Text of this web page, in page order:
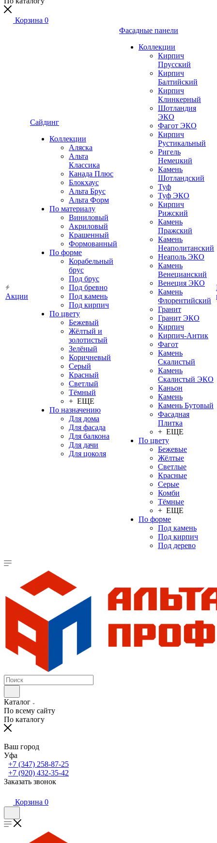
Корзина 0
Акции
Сайдинг
Коллекции
Аляска
Альта
Классика
Канада Плюс
Блокхаус
Альта Брус
Альта Форм
По материалу
Виниловый
Акриловый
Крашенный
Формованный
По форме
Корабельный
брус
Под брус
Под бревно
Под камень
Под кирпич
По цвету
Бежевый
Жёлтый и
золотистый
Зелёный
Коричневый
Серый
Красный
Светлый
Тёмный
+ ЕЩЕ
По назначению
Для дома
Для фасада
Для балкона
Для дачи
Для цоколя
Фасадные панели
Коллекции
Кирпич
Прусский
Кирпич
Балтийский
Кирпич
Клинкерный
Шотландия
ЭКО
Фагот ЭКО
Кирпич
Рустикальный
Ригель
Немецкий
Камень
Шотландский
Туф
Туф ЭКО
Кирпич
Рижский
Камень
Пражский
Камень
Неаполитанский
Неаполь ЭКО
Камень
Венецианский
Венеция ЭКО
Камень
Флорентийский
Гранит
Гранит ЭКО
Кирпич
Кирпич-Антик
Фагот
Камень
Скалистый
Камень
Скалистый ЭКО
Каньон
Камень
Камень Бутовый
Фасадная
Плитка
+ ЕЩЕ
По цвету
Бежевые
Жёлтые
Светлые
Красные
Серые
Комби
Тёмные
+ ЕЩЕ
По форме
Под камень
Под кирпич
Под дерево
Каталог
По всему сайту
По каталогу
Ваш город
Уфа
+7 (347) 258-87-25
+7 (920) 432-35-42
Заказать звонок
Корзина 0